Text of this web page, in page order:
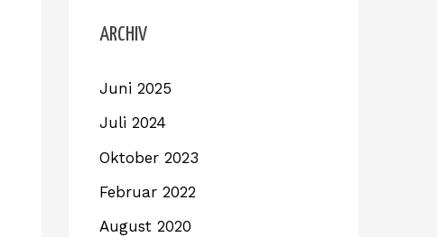
ARCHIV
Juni 2025
Juli 2024
Oktober 2023
Februar 2022
August 2020